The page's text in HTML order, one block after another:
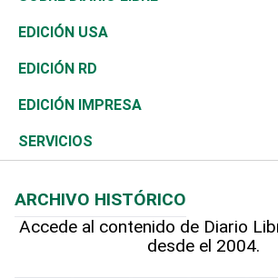
Reportajes
África
Ocenanía
Caribe
Resto del mundo
Vivienda
Telecom.
Global y variable
Economía personal
Buena Vida
Sociales
Novedades
Podcast Arte Libre
Hablando con el pediatra
Ciclismo
Tenis
Olimpismo
Más deportes
Línea de hit
En Directo
El Espía
Noticiero Poteleche
Columnistas
Tecnología
Historia
Martes de tecnología
Cambio climático
Economía
Revista
Deportes
Opinión
Hecho en casa
EDICIÓN USA
EDICIÓN RD
EDICIÓN IMPRESA
SERVICIOS
Cumpleaños
ARCHIVO HISTÓRICO
Accede al contenido de Diario
desde el 2004.